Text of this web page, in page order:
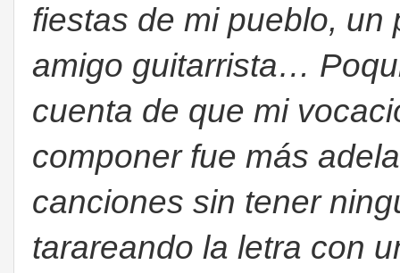
fiestas de mi pueblo, un
amigo guitarrista…
cuenta de que mi
componer fue más
canciones sin tener
tarareando la letra con